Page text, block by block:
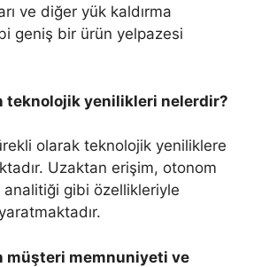
ve diğer yük kaldırma
geniş bir ürün yelpazesi
teknolojik yenilikleri nelerdir?
olarak teknolojik yeniliklere
Uzaktan erişim, otonom
analitiği gibi özellikleriyle
müşteri memnuniyeti ve